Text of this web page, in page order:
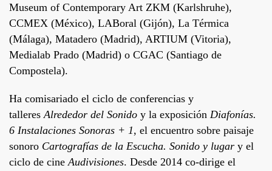
Museum of Contemporary Art ZKM (Karlshruhe),
CCMEX (México), LABoral (Gijón), La Térmica
(Málaga), Matadero (Madrid), ARTIUM (Vitoria),
Medialab Prado (Madrid) o CGAC (Santiago de
Compostela).
Ha comisariado el ciclo de conferencias y
talleresAlrededor del Sonido y la exposición Diafonías.
6 Instalaciones Sonoras + 1, el encuentro sobre paisaje
sonoro Cartografías de la Escucha. Sonido y lugar y el
ciclo de cineAudivisiones. Desde 2014 co-dirige el